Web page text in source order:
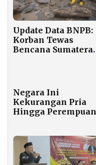
Update Data BNPB:
Korban Tewas
Bencana Sumatera
Negara Ini
Kekurangan Pria
Hingga Perempuan
Hour”